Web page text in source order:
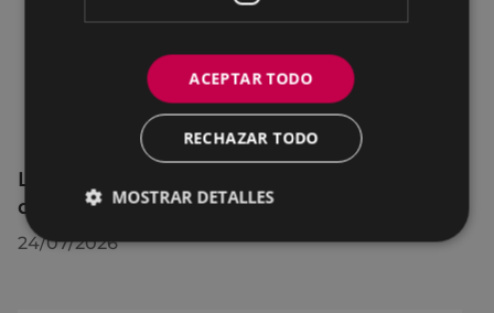
La OMIC permanecerá cerrada hasta el 24
de agosto
24/07/2026
ACEPTAR TODO
RECHAZAR TODO
MOSTRAR DETALLES